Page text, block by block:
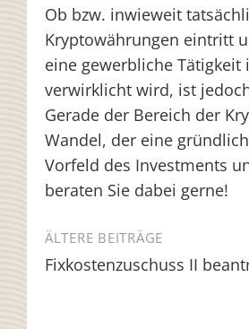
Ob bzw. inwieweit
Kryptowährungen eintritt
eine gewerbliche
verwirklicht wird, ist
Gerade der Bereich der
Wandel, der eine
Vorfeld des Investments
beraten Sie dabei gerne!
Beitragsnavigation
ÄLTERE BEITRÄGE
Fixkostenzuschuss II